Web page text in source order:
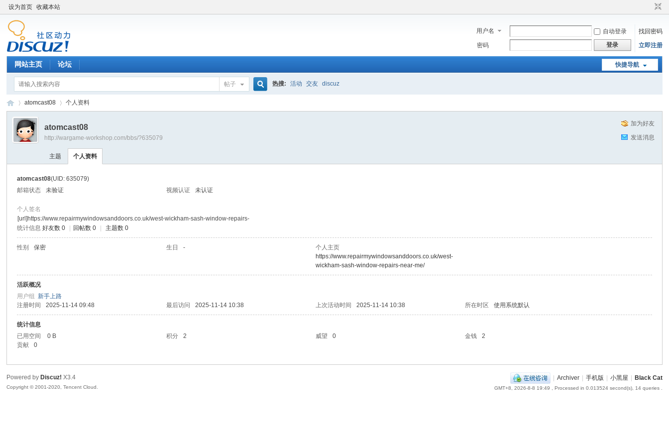
设为首页 收藏本站
用户名 自动登录
找回密码
密码
登录 立即注册
快捷导航
网站主页 论坛
帖子 热搜: 活动 交友 discuz
›
atomcast08 个人资料
加为好友
发送消息
atomcast08
http://wargame-workshop.com/bbs/?635079
主题 个人资料
atomcast08(UID: 635079)
邮箱状态
未验证 视频认证 未认证
个人签名
[url]https://www.repairmywindowsanddoors.co.uk/west-wickham-sash-window-repairs-
统计信息 好友数 0 回帖数 0 主题数 0
性别 保密 生日 -
个人主页
https://www.repairmywindowsanddoors.co.uk/west-
wickham-sash-window-repairs-near-me/
活跃概况
用户组新手上路
注册时间
2025-11-14 09:48 最后访问 2025-11-14 10:38 上次活动时间 2025-11-14 10:38 所在时区 使用系统默认
统计信息
已用空间
0 B 积分 2 威望 0 金钱
2
贡献
0
| Archiver | 手机版 | 小黑屋 | Black Cat
GMT+8, 2026-8-8 19:49 , Processed in 0.013524 second(s), 14 queries .
Powered by Discuz! X3.4
Copyright © 2001-2020, Tencent Cloud.